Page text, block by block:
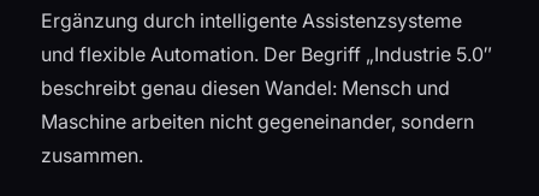
Ergänzung durch intelligente Assistenzsysteme
und flexible Automation. Der Begriff „Industrie 5.0″
beschreibt genau diesen Wandel: Mensch und
Maschine arbeiten nicht gegeneinander, sondern
zusammen.